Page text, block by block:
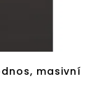
masivní